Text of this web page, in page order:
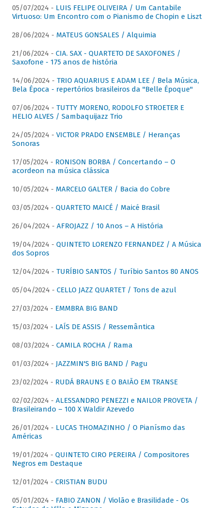
05/07/2024 - LUIS FELIPE OLIVEIRA / Um Cantabile
Virtuoso: Um Encontro com o Pianismo de Chopin e Liszt
28/06/2024 - MATEUS GONSALES / Alquimia
21/06/2024 - CIA. SAX - QUARTETO DE SAXOFONES /
Saxofone - 175 anos de história
14/06/2024 - TRIO AQUARIUS E ADAM LEE / Bela Música,
Bela Época - repertórios brasileiros da "Belle Époque"
07/06/2024 - TUTTY MORENO, RODOLFO STROETER E
HELIO ALVES / Sambaquijazz Trio
24/05/2024 - VICTOR PRADO ENSEMBLE / Heranças
Sonoras
17/05/2024 - RONISON BORBA / Concertando – O
acordeon na música clássica
10/05/2024 - MARCELO GALTER / Bacia do Cobre
03/05/2024 - QUARTETO MAICÉ / Maicé Brasil
26/04/2024 - AFROJAZZ / 10 Anos – A História
19/04/2024 - QUINTETO LORENZO FERNANDEZ / A Música
dos Sopros
12/04/2024 - TURÍBIO SANTOS / Turíbio Santos 80 ANOS
05/04/2024 - CELLO JAZZ QUARTET / Tons de azul
27/03/2024 - EMMBRA BIG BAND
15/03/2024 - LAÍS DE ASSIS / Ressemântica
08/03/2024 - CAMILA ROCHA / Rama
01/03/2024 - JAZZMIN'S BIG BAND / Pagu
23/02/2024 - RUDÁ BRAUNS E O BAIÃO EM TRANSE
02/02/2024 - ALESSANDRO PENEZZI e NAILOR PROVETA /
Brasileirando – 100 X Waldir Azevedo
26/01/2024 - LUCAS THOMAZINHO / O Pianísmo das
Américas
19/01/2024 - QUINTETO CIRO PEREIRA / Compositores
Negros em Destaque
12/01/2024 - CRISTIAN BUDU
05/01/2024 - FABIO ZANON / Violão e Brasilidade - Os